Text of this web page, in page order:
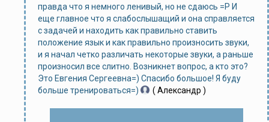
правда что я немного ленивый, но не сдаюсь =Р И
еще главное что я слабослышащий и она справляется
с задачей и находить как правильно ставить
положение язык и как правильно произносить звуки,
и я начал четко различать некоторые звуки, а раньше
произносил все слитно. Возникнет вопрос, а кто это?
Это Евгения Сергеевна=) Спасибо большое! Я буду
больше тренироваться=)
( Александр )